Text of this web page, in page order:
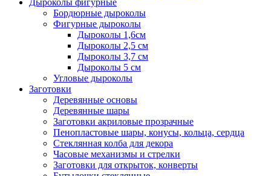
Бордюрные дыроколы
Фигурные дыроколы
Дыроколы 1,6см
Дыроколы 2,5 см
Дыроколы 3,7 см
Дыроколы 5 см
Угловые дыроколы
Заготовки
Деревянные основы
Деревянные шары
Заготовки акриловые прозрачные
Пенопластовые шары, конусы, кольца, сердца
Стеклянная колба для декора
Часовые механизмы и стрелки
Заготовки для открыток, конверты